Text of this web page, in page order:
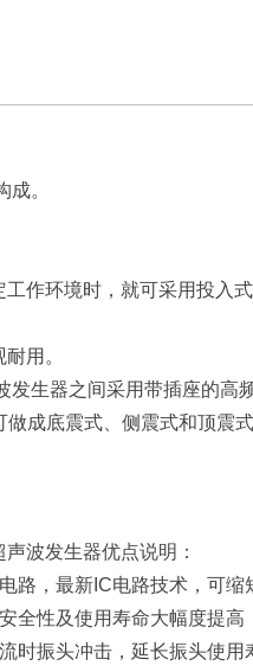
。
作环境时，就可采用投入
耐用。
发生器之间采用带插座的高
成底震式、侧震式和顶震
波发生器优点说明：
路，最新IC电路技术，可缩
全性及使用寿命大幅度提
时振头冲击，延长振头使用